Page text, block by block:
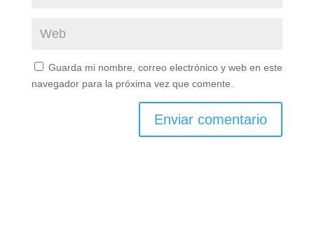
Guarda mi nombre, correo electrónico y web en este
navegador para la próxima vez que comente.